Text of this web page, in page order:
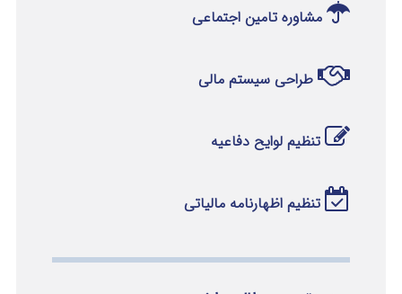
مشاوره تامین اجتماعی
طراحی سیستم مالی
تنظیم لوایح دفاعیه
تنظیم اظهارنامه مالیاتی